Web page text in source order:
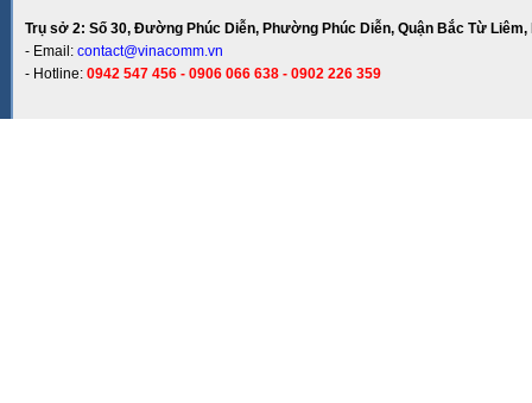
Trụ sở 2: Số 30, Đường Phúc Diễn, Phường Phúc Diễn, Quận Bắc Từ Liêm,
- Email: contact@vinacomm.vn
- Hotline: 0942 547 456 - 0906 066 638 - 0902 226 359